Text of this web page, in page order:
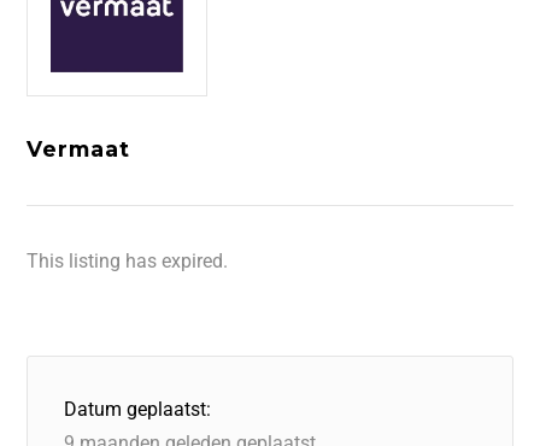
Vermaat
This listing has expired.
Datum geplaatst: